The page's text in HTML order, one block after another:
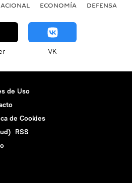
ECONOMÍA DEFENSA
VK
de Uso
de Cookies
RSS